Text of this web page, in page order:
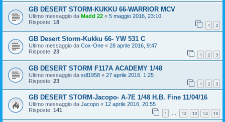
GB DESERT STORM-KUKKU 66-WARRIOR MCV
Ultimo messaggio da Madd 22 « 5 maggio 2016, 23:10
Risposte: 18 1 2
GB Desert Storm-Kukku 66- YW 531 C
Ultimo messaggio da Cox-One « 28 aprile 2016, 9:47
Risposte: 23 1 2 3
GB DESERT STORM F117A ACADEMY 1/48
Ultimo messaggio da sdl1958 « 27 aprile 2016, 1:25
Risposte: 23 1 2 3
GB DESERT STORM-Jacopo- A-7E 1/48 H.B. Fine 11/04/16
Ultimo messaggio da Jacopo « 12 aprile 2016, 20:55
Risposte: 141 1 … 12 13 14 15